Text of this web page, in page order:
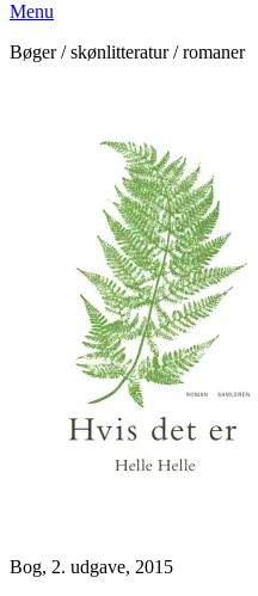
Menu
Bøger / skønlitteratur / romaner
Bog, 2. udgave, 2015